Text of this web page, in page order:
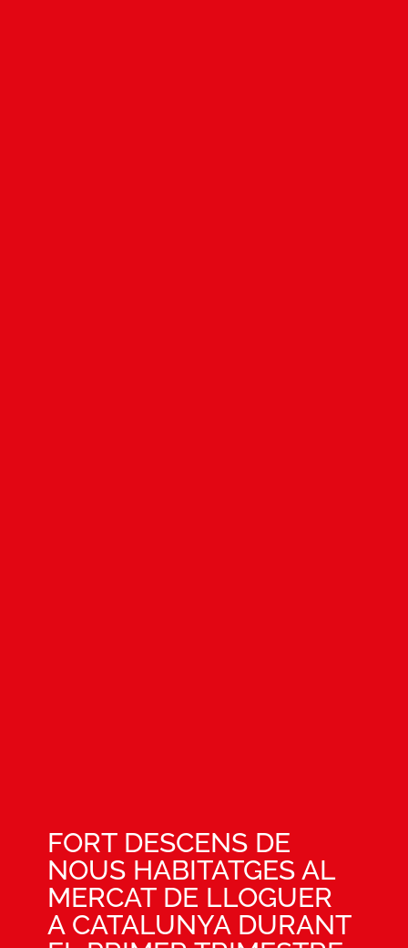
FORT DESCENS DE
NOUS HABITATGES AL
MERCAT DE LLOGUER
A CATALUNYA DURANT